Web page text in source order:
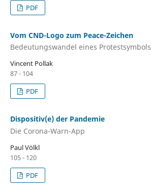
PDF
Vom CND-Logo zum Peace-Zeichen
Bedeutungswandel eines Protestsymbols
Vincent Pollak
87 - 104
PDF
Dispositiv(e) der Pandemie
Die Corona-Warn-App
Paul Völkl
105 - 120
PDF